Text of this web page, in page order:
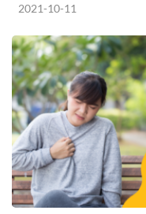
2021-10-11